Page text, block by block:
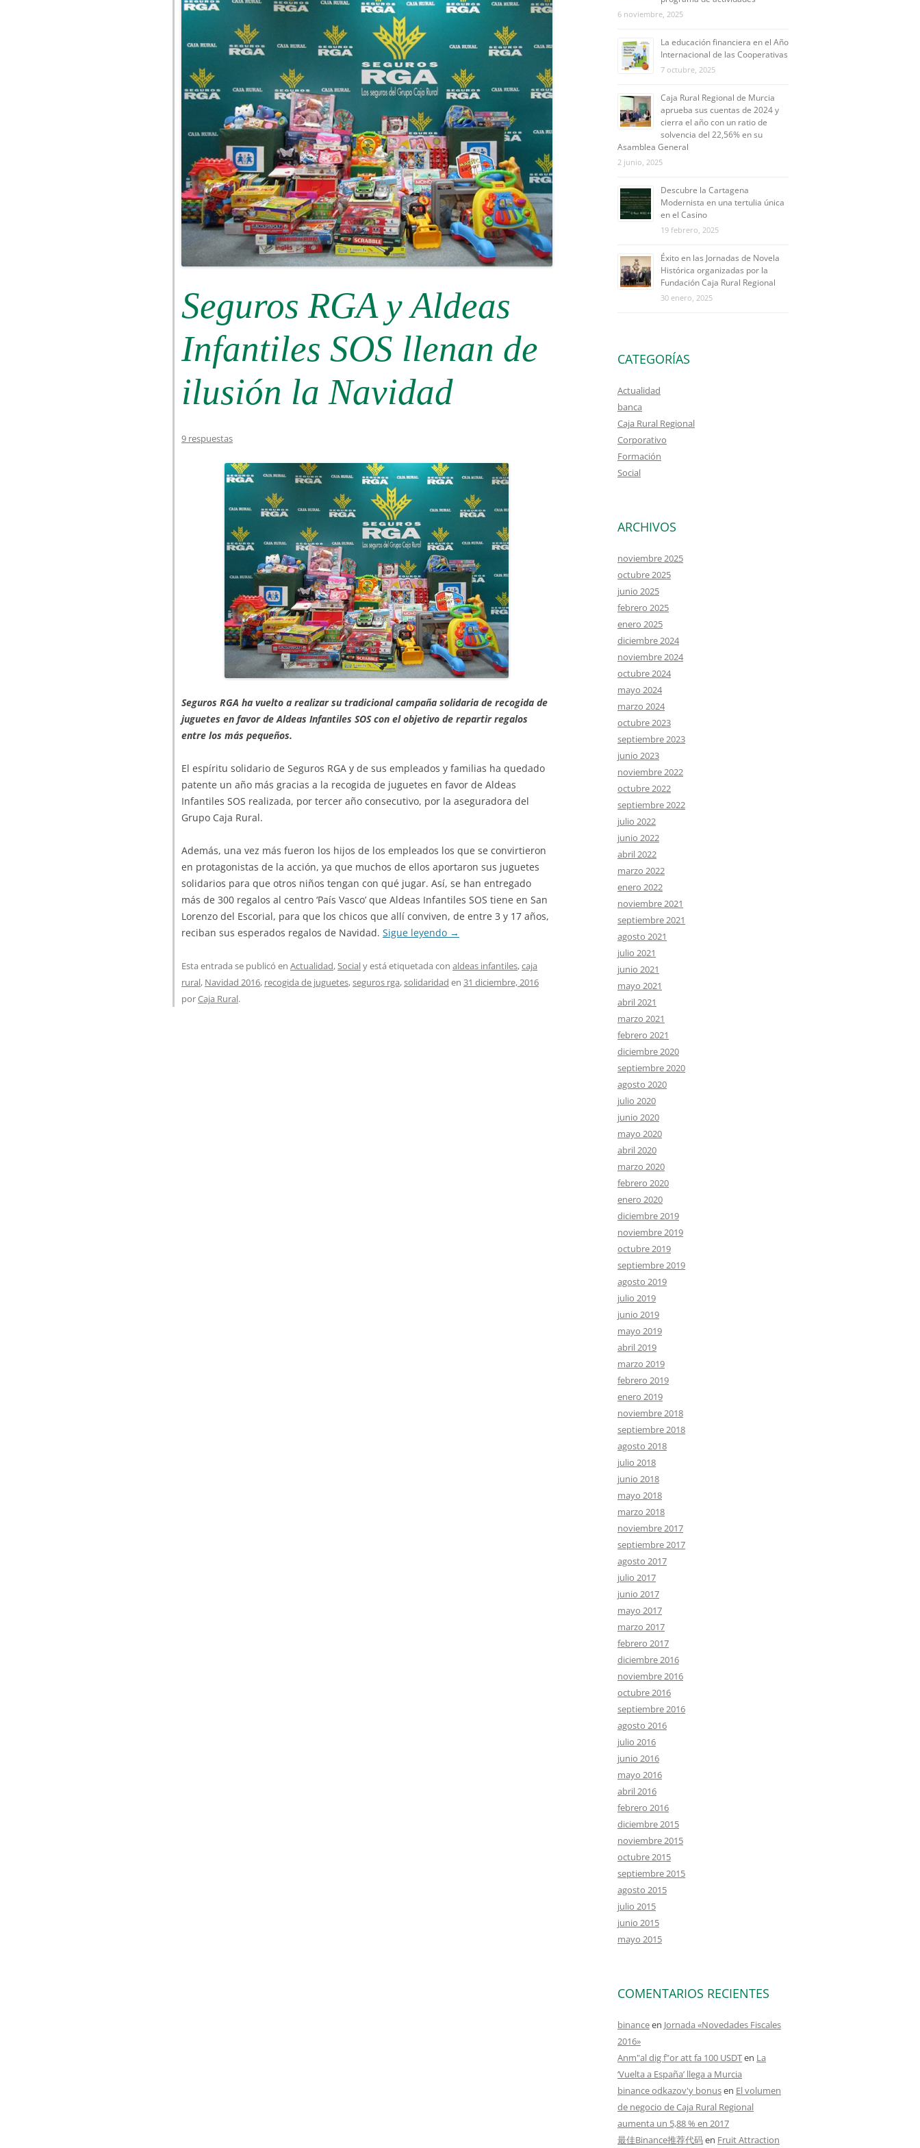
Seguros RGA y Aldeas
Infantiles SOS llenan de
ilusión la Navidad
9 respuestas
Seguros RGA ha vuelto a realizar su tradicional campaña solidaria de recogida de
juguetes en favor de Aldeas Infantiles SOS con el objetivo de repartir regalos
entre los más pequeños.
El espíritu solidario de Seguros RGA y de sus empleados y familias ha quedado
patente un año más gracias a la recogida de juguetes en favor de Aldeas
Infantiles SOS realizada, por tercer año consecutivo, por la aseguradora del
Grupo Caja Rural.
Además, una vez más fueron los hijos de los empleados los que se convirtieron
en protagonistas de la acción, ya que muchos de ellos aportaron sus juguetes
solidarios para que otros niños tengan con qué jugar. Así, se han entregado
más de 300 regalos al centro ‘País Vasco’ que Aldeas Infantiles SOS tiene en San
Lorenzo del Escorial, para que los chicos que allí conviven, de entre 3 y 17 años,
reciban sus esperados regalos de Navidad. Sigue leyendo →
Esta entrada se publicó en Actualidad,Socialy está etiquetada con aldeas infantiles,caja
rural, Navidad 2016, recogida de juguetes,seguros rga,solidaridad en 31 diciembre, 2016
porCaja Rural.
6 noviembre, 2025
La educación financiera en el Año
Internacional de las Cooperativas
7 octubre, 2025
Caja Rural Regional de Murcia
aprueba sus cuentas de 2024 y
cierra el año con un ratio de
solvencia del 22,56% en su
Asamblea General
2 junio, 2025
Descubre la Cartagena
Modernista en una tertulia única
en el Casino
19 febrero, 2025
Éxito en las Jornadas de Novela
Histórica organizadas por la
Fundación Caja Rural Regional
30 enero, 2025
CATEGORÍAS
Actualidad
banca
Caja Rural Regional
Corporativo
Formación
Social
ARCHIVOS
noviembre 2025
octubre 2025
junio 2025
febrero 2025
enero 2025
diciembre 2024
noviembre 2024
octubre 2024
mayo 2024
marzo 2024
octubre 2023
septiembre 2023
junio 2023
noviembre 2022
octubre 2022
septiembre 2022
julio 2022
junio 2022
abril 2022
marzo 2022
enero 2022
noviembre 2021
septiembre 2021
agosto 2021
julio 2021
junio 2021
mayo 2021
abril 2021
marzo 2021
febrero 2021
diciembre 2020
septiembre 2020
agosto 2020
julio 2020
junio 2020
mayo 2020
abril 2020
marzo 2020
febrero 2020
enero 2020
diciembre 2019
noviembre 2019
octubre 2019
septiembre 2019
agosto 2019
julio 2019
junio 2019
mayo 2019
abril 2019
marzo 2019
febrero 2019
enero 2019
noviembre 2018
septiembre 2018
agosto 2018
julio 2018
junio 2018
mayo 2018
marzo 2018
noviembre 2017
septiembre 2017
agosto 2017
julio 2017
junio 2017
mayo 2017
marzo 2017
febrero 2017
diciembre 2016
noviembre 2016
octubre 2016
septiembre 2016
agosto 2016
julio 2016
junio 2016
mayo 2016
abril 2016
febrero 2016
diciembre 2015
noviembre 2015
octubre 2015
septiembre 2015
agosto 2015
julio 2015
junio 2015
mayo 2015
COMENTARIOS RECIENTES
binanceen Jornada «Novedades Fiscales
2016»
Anm"al dig f"or att fa 100 USDTen La
‘Vuelta a España’ llega a Murcia
binance odkazov'y bonusen El volumen
de negocio de Caja Rural Regional
aumenta un 5,88 % en 2017
最佳Binance推荐代码en Fruit Attraction